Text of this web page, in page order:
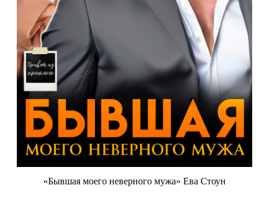
«Бывшая моего неверного мужа» Ева Стоун